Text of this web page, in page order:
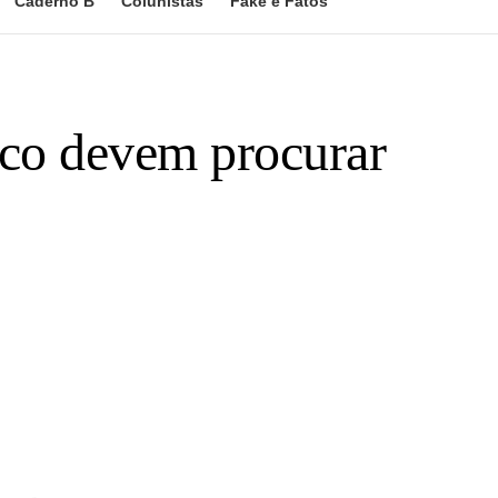
devem procurar